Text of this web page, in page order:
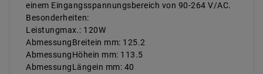
einem Eingangsspannungsbereich von 90-264 V/AC.
Besonderheiten:
Leistungmax.: 120W
AbmessungBreitein mm: 125.2
AbmessungHöhein mm: 113.5
AbmessungLängein mm: 40